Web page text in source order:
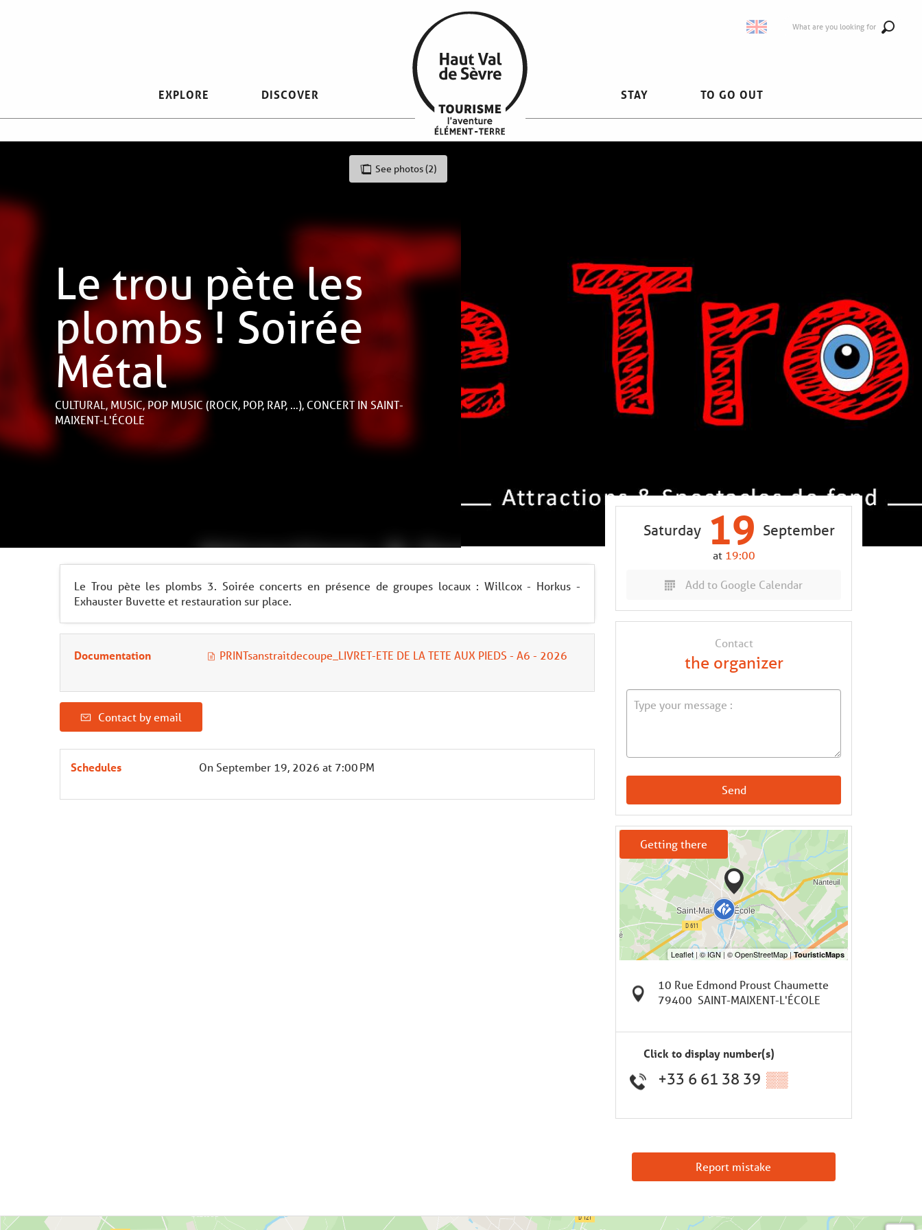
What are you looking for
EXPLORE DISCOVER STAY TO GO OUT
See photos (2)
Le trou pète les
plombs ! Soirée
Métal
CULTURAL, MUSIC,POP MUSIC (ROCK, POP, RAP, …), CONCERT IN SAINT-
MAIXENT-L'ÉCOLE
Le Trou pète les plombs 3. Soirée concerts en présence de groupes locaux : Willcox - Horkus -
Exhauster Buvette et restauration sur place.
Documentation PRINTsanstraitdecoupe_LIVRET-ETE DE LA TETE AUX PIEDS - A6 - 2026
Contact by email
Schedules On September 19, 2026 at 7:00 PM
Saturday 19 September
at 19:00
Add to Google Calendar
Contact
the organizer
Send
Getting there
10 Rue Edmond Proust Chaumette
79400 SAINT-MAIXENT-L'ÉCOLE
Click to display number(s)
+33 6 61 38 39 ▒▒
Report mistake